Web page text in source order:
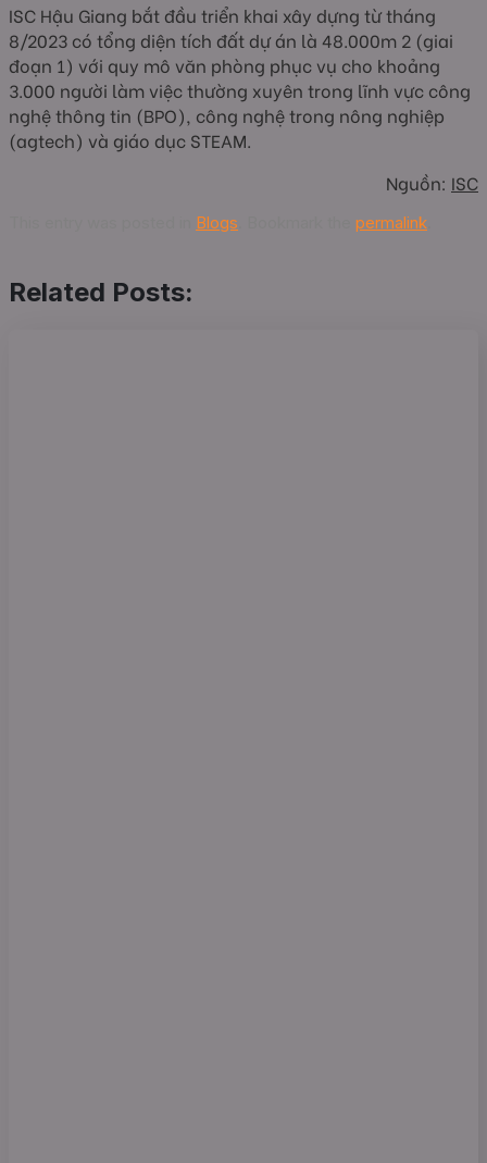
ISC Hậu Giang bắt đầu triển khai xây dựng từ tháng
8/2023 có tổng diện tích đất dự án là 48.000m 2 (giai
đoạn 1) với quy mô văn phòng phục vụ cho khoảng
3.000 người làm việc thường xuyên trong lĩnh vực công
nghệ thông tin (BPO), công nghệ trong nông nghiệp
(agtech) và giáo dục STEAM.
Nguồn: ISC
Blogs permalink
Related Posts: